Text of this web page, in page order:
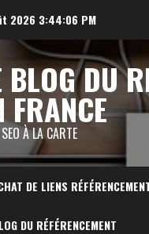
2026 3:44:07 PM
BLOG DU
FRANCE
À LA CARTE
DE LIENS
DU RÉFÉRENCEMENT